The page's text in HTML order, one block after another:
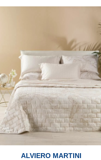
ALVIERO MARTINI